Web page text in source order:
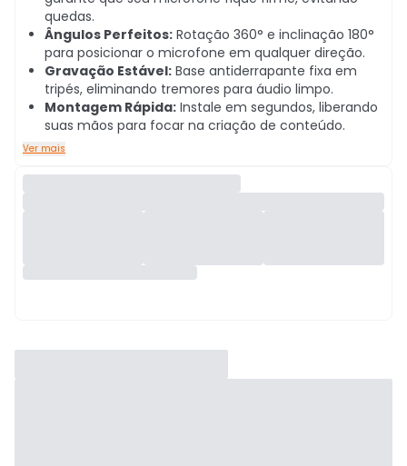
quedas.
Ângulos Perfeitos: Rotação 360° e inclinação 180°
para posicionar o microfone em qualquer direção.
Gravação Estável: Base antiderrapante fixa em
tripés, eliminando tremores para áudio limpo.
Montagem Rápida: Instale em segundos, liberando
suas mãos para focar na criação de conteúdo.
Ver mais